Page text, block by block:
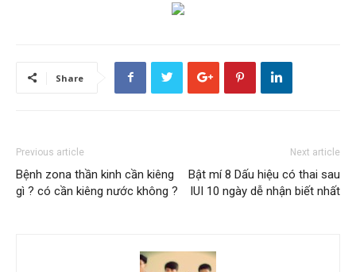
Share
Previous article
Bệnh zona thần kinh cần kiêng
gì ? có cần kiêng nước không ?
Next article
Bật mí 8 Dấu hiệu có thai sau
IUI 10 ngày dễ nhận biết nhất